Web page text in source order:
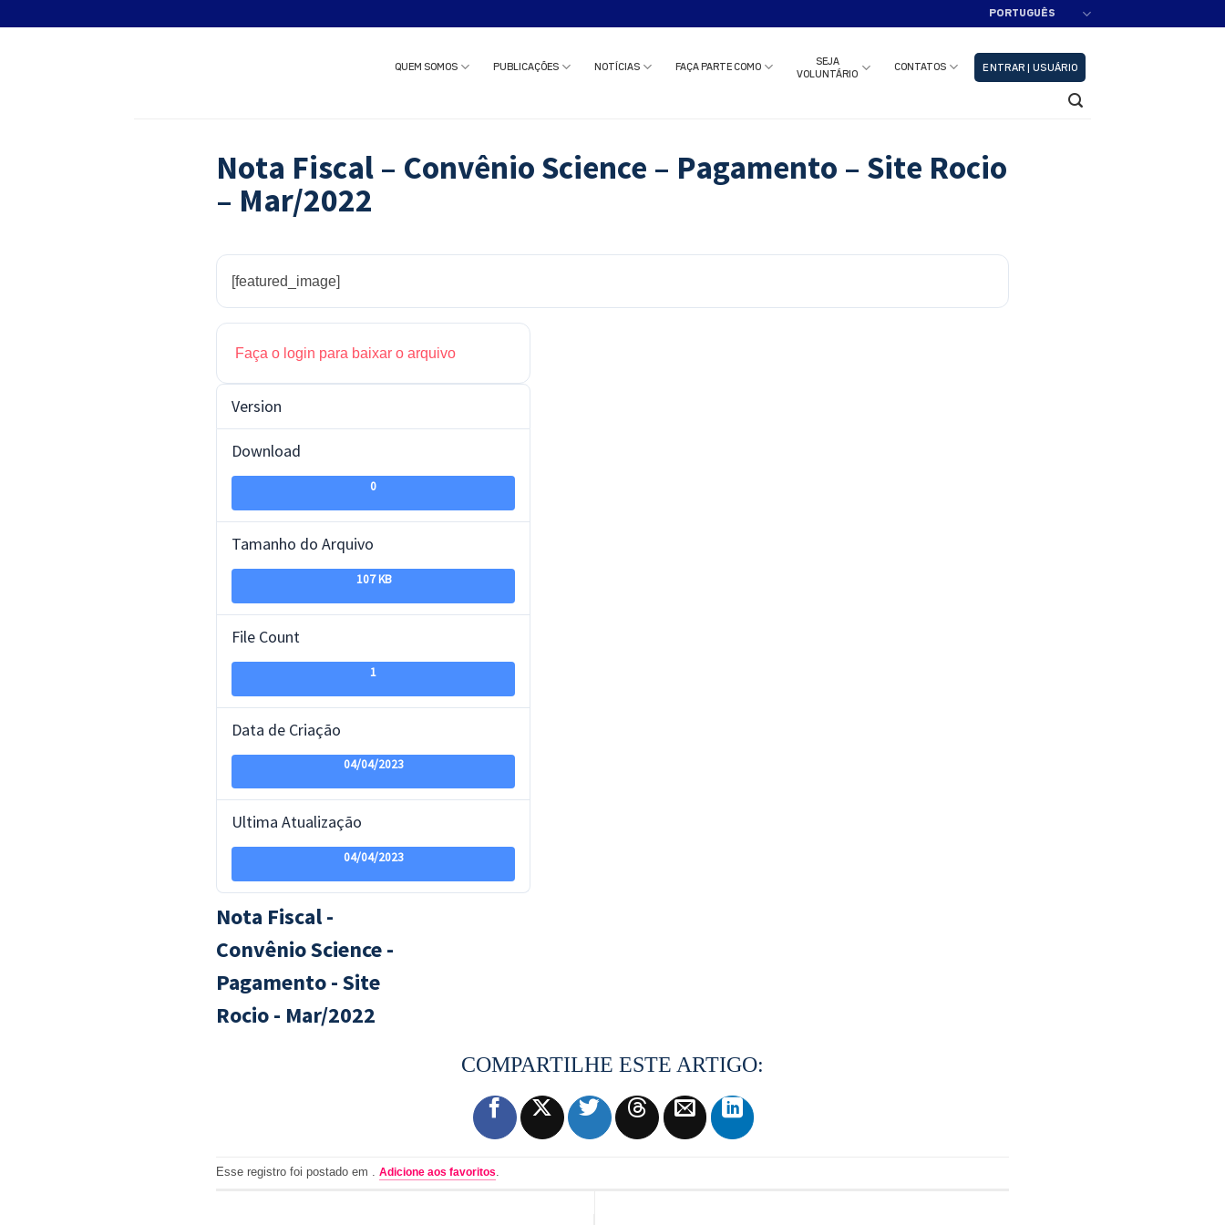
PORTUGUÊS
QUEM SOMOS PUBLICAÇÕES NOTÍCIAS FAÇA PARTE COMO
SEJA
VOLUNTÁRIO
CONTATOS ENTRAR | USUÁRIO
Nota Fiscal – Convênio Science – Pagamento – Site Rocio
– Mar/2022
[featured_image]
Faça o login para baixar o arquivo
Version
Download
0
Tamanho do Arquivo
107 KB
File Count
1
Data de Criação
04/04/2023
Ultima Atualização
04/04/2023
Nota Fiscal -
Convênio Science -
Pagamento - Site
Rocio - Mar/2022
Esse registro foi postado em . Adicione aos favoritos.
Quer patrocinar um novo estudo clínico ou solicitar uma reunião com nossa equipe?Clique aquie cadastre-se!! Fechar